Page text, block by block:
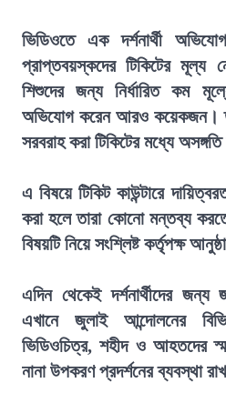
ভিডিওতে এক দর্শনার্থী
প্রাপ্তবয়স্কদের টিকিটের মূল্য
শিশুদের জন্য নির্ধারিত কম
অভিযোগ করেন আরও কয়েকজন।
সরবরাহ করা টিকিটের মধ্যে
এ বিষয়ে টিকিট কাউন্টারে
করা হলে তারা কোনো মন্তব্য
বিষয়টি নিয়ে সংশ্লিষ্ট কর্তৃপক্ষ
এদিন থেকেই দর্শনার্থীদের
এখানে জুলাই আন্দোলনের
ভিডিওচিত্র, শহীদ ও আহতদের
নানা উপকরণ প্রদর্শনের ব্যবস্থা